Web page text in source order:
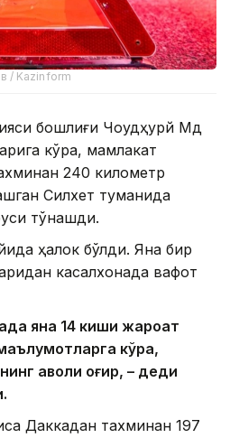
/ Kazinform
бошлиғи Чоудҳурй Мд
кўра, мамлакат
240 километр
Силхет туманида
тўқнашди.
ҳалок бўлди. Яна бир
касалхонада вафот
яна 14 киши жароҳат
кўра,
аҳволи оғир, – деди
Даккадан тахминан 197